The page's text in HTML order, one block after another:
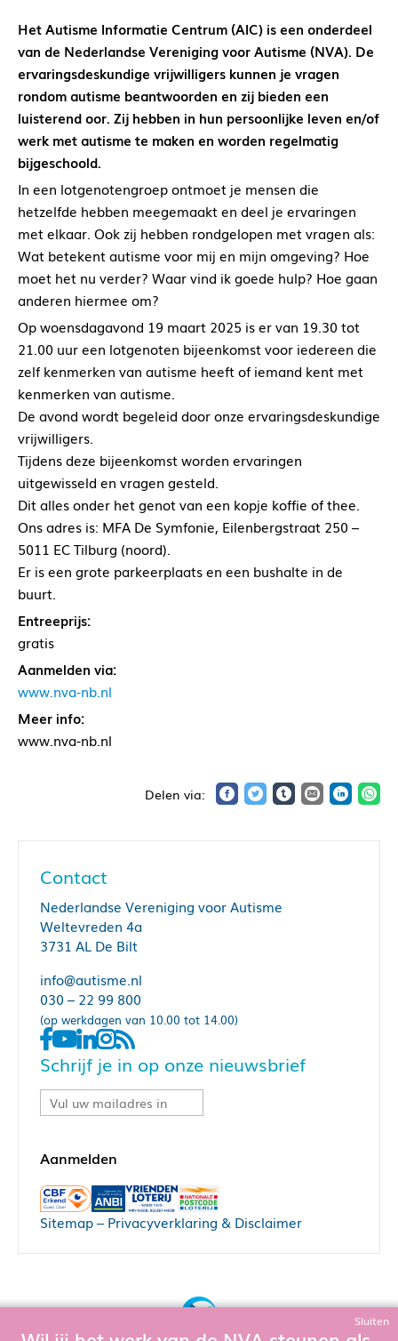
Het Autisme Informatie Centrum (AIC) is een onderdeel
van de Nederlandse Vereniging voor Autisme (NVA). De
ervaringsdeskundige vrijwilligers kunnen je vragen
rondom autisme beantwoorden en zij bieden een
luisterend oor. Zij hebben in hun persoonlijke leven en/of
werk met autisme te maken en worden regelmatig
bijgeschoold.
In een lotgenotengroep ontmoet je mensen die
hetzelfde hebben meegemaakt en deel je ervaringen
met elkaar. Ook zij hebben rondgelopen met vragen als:
Wat betekent autisme voor mij en mijn omgeving? Hoe
moet het nu verder? Waar vind ik goede hulp? Hoe gaan
anderen hiermee om?
Op woensdagavond 19 maart 2025 is er van 19.30 tot
21.00 uur een lotgenoten bijeenkomst voor iedereen die
zelf kenmerken van autisme heeft of iemand kent met
kenmerken van autisme.
De avond wordt begeleid door onze ervaringsdeskundige
vrijwilligers.
Tijdens deze bijeenkomst worden ervaringen
uitgewisseld en vragen gesteld.
Dit alles onder het genot van een kopje koffie of thee.
Ons adres is: MFA De Symfonie, Eilenbergstraat 250 –
5011 EC Tilburg (noord).
Er is een grote parkeerplaats en een bushalte in de
buurt.
Entreeprijs:
gratis
Aanmelden via:
www.nva-nb.nl
Meer info:
www.nva-nb.nl
Contact
Nederlandse Vereniging voor Autisme
Weltevreden 4a
3731 AL De Bilt
info@autisme.nl
030 – 22 99 800
(op werkdagen van 10.00 tot 14.00)
Schrijf je in op onze nieuwsbrief
Sitemap– Privacyverklaring & Disclaimer
Sluiten